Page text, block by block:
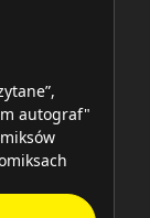
autograf"